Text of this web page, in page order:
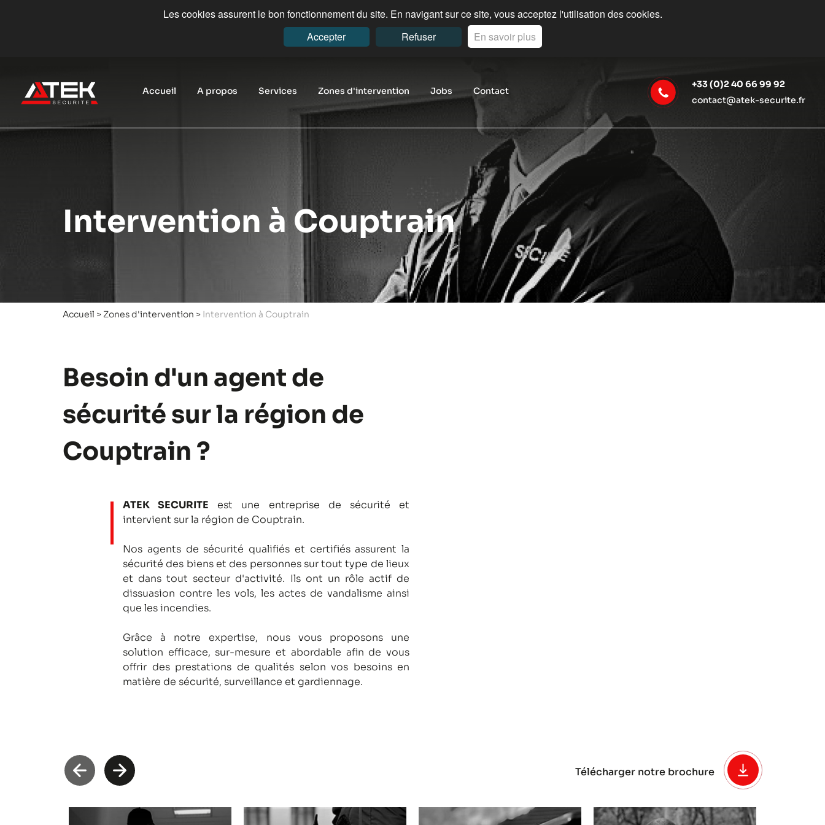
Les cookies assurent le bon fonctionnement du site. En navigant sur ce site, vous acceptez l'utilisation des cookies.
Accepter
Refuser En savoir plus
Accueil A propos Services Zones d'intervention Jobs Contact
+33 (0)2 40 66 99 92
contact@atek-securite.fr
Intervention à Couptrain
Accueil > Zones d'intervention > Intervention à Couptrain
Besoin d'un agent de
sécurité sur la région de
Couptrain ?
ATEK SECURITE est une entreprise de sécurité et
intervient sur la région de Couptrain.
Nos agents de sécurité qualifiés et certifiés assurent la
sécurité des biens et des personnes sur tout type de lieux
et dans tout secteur d'activité. Ils ont un rôle actif de
dissuasion contre les vols, les actes de vandalisme ainsi
que les incendies.
Grâce à notre expertise, nous vous proposons une
solution efficace, sur-mesure et abordable afin de vous
offrir des prestations de qualités selon vos besoins en
matière de sécurité, surveillance et gardiennage.
Télécharger notre brochure